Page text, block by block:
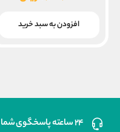
بود. فعلی
افزودن به سبد خرید
۲۴ ساعته پاسخگوی شما هستیم .